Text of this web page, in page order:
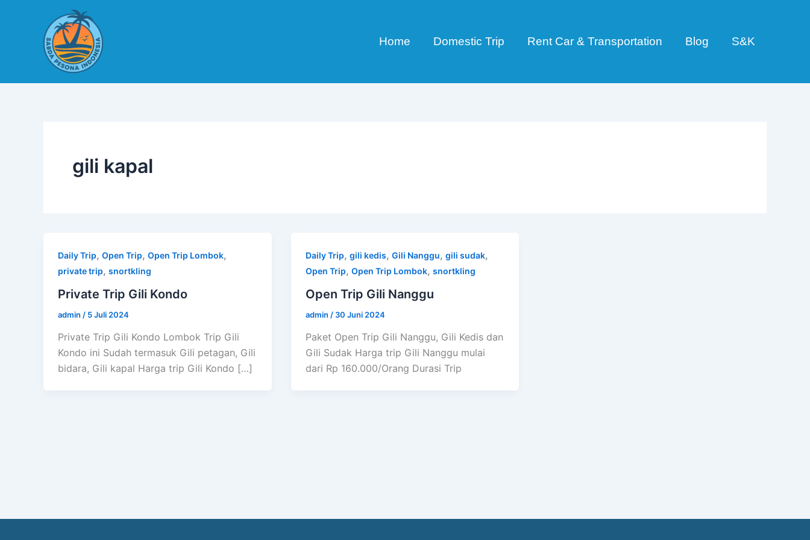
Home Domestic Trip Rent Car & Transportation Blog S&K
gili kapal
Daily Trip, Open Trip, Open Trip Lombok,
private trip, snortkling
Private Trip Gili Kondo
admin / 5 Juli 2024
Private Trip Gili Kondo Lombok Trip Gili
Kondo ini Sudah termasuk Gili petagan, Gili
bidara, Gili kapal Harga trip Gili Kondo […]
Daily Trip, gili kedis, Gili Nanggu, gili sudak,
Open Trip, Open Trip Lombok, snortkling
Open Trip Gili Nanggu
admin / 30 Juni 2024
Paket Open Trip Gili Nanggu, Gili Kedis dan
Gili Sudak Harga trip Gili Nanggu mulai
dari Rp 160.000/Orang Durasi Trip